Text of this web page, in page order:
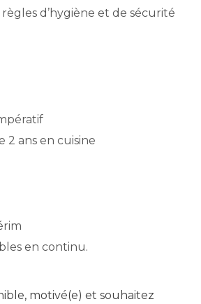
d’hygiène et de sécurité
2 ans en cuisine
en continu.
motivé(e) et souhaitez